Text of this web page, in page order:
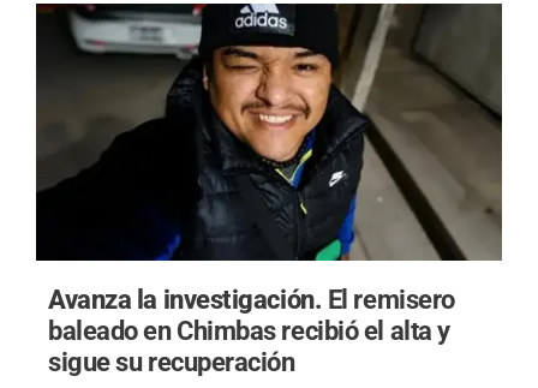
Avanza la investigación. El remisero
baleado en Chimbas recibió el alta y
sigue su recuperación